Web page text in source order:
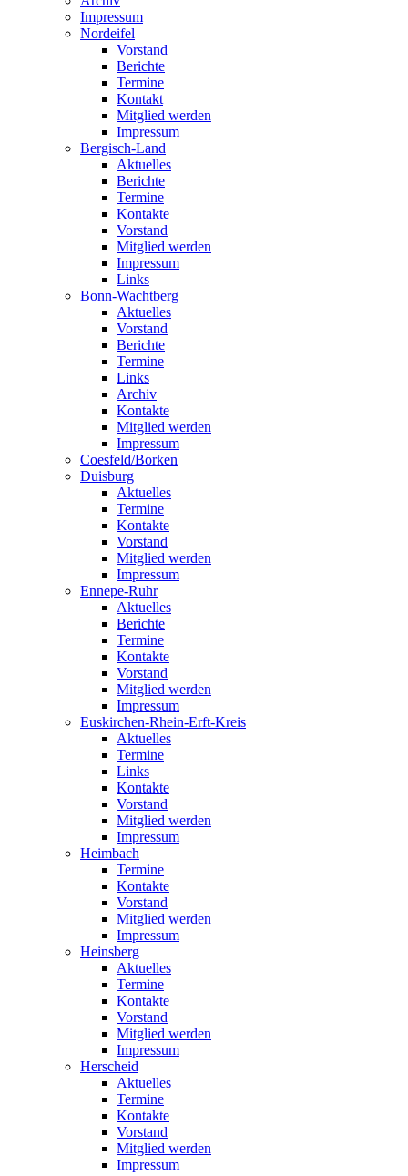
Impressum
Nordeifel
Vorstand
Berichte
Termine
Kontakt
Mitglied werden
Impressum
Bergisch-Land
Aktuelles
Berichte
Termine
Kontakte
Vorstand
Mitglied werden
Impressum
Links
Bonn-Wachtberg
Aktuelles
Vorstand
Berichte
Termine
Links
Archiv
Kontakte
Mitglied werden
Impressum
Coesfeld/Borken
Duisburg
Aktuelles
Termine
Kontakte
Vorstand
Mitglied werden
Impressum
Ennepe-Ruhr
Aktuelles
Berichte
Termine
Kontakte
Vorstand
Mitglied werden
Impressum
Euskirchen-Rhein-Erft-Kreis
Aktuelles
Termine
Links
Kontakte
Vorstand
Mitglied werden
Impressum
Heimbach
Termine
Kontakte
Vorstand
Mitglied werden
Impressum
Heinsberg
Aktuelles
Termine
Kontakte
Vorstand
Mitglied werden
Impressum
Herscheid
Aktuelles
Termine
Kontakte
Vorstand
Mitglied werden
Impressum